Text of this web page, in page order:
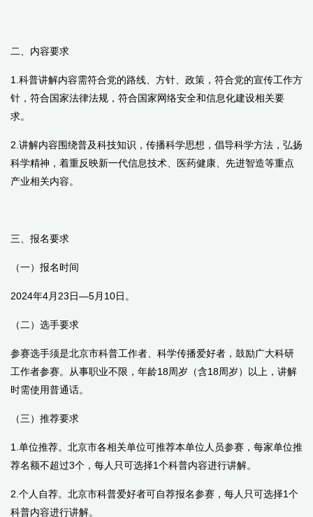
二、内容要求
1.科普讲解内容需符合党的路线、方针、政策，符合党的宣传工作方
针，符合国家法律法规，符合国家网络安全和信息化建设相关要
求。
2.讲解内容围绕普及科技知识，传播科学思想，倡导科学方法，弘扬
科学精神，着重反映新一代信息技术、医药健康、先进智造等重点
产业相关内容。
三、报名要求
（一）报名时间
2024年4月 23日—5月 10日。
（二）选手要求
参赛选手须是北京市科普工作者、科学传播爱好者，鼓励广大科研
工作者参赛。从事职业不限，年龄18周岁（含18周岁）以上，讲解
时需使用普通话。
（三）推荐要求
1.单位推荐。北京市各相关单位可推荐本单位人员参赛，每家单位推
荐名额不超过3个，每人只可选择1个科普内容进行讲解。
2.个人自荐。北京市科普爱好者可自荐报名参赛，每人只可选择1个
科普内容进行讲解。